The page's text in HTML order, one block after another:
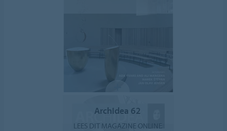
ArchIdea 62
LEES DIT MAGAZINE ONLINE